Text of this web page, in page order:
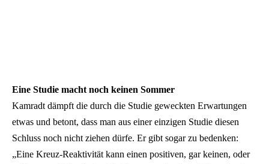
Eine Studie macht noch keinen Sommer
Kamradt dämpft die durch die Studie geweckten Erwartungen
etwas und betont, dass man aus einer einzigen Studie diesen
Schluss noch nicht ziehen dürfe. Er gibt sogar zu bedenken:
„Eine Kreuz-Reaktivität kann einen positiven, gar keinen, oder